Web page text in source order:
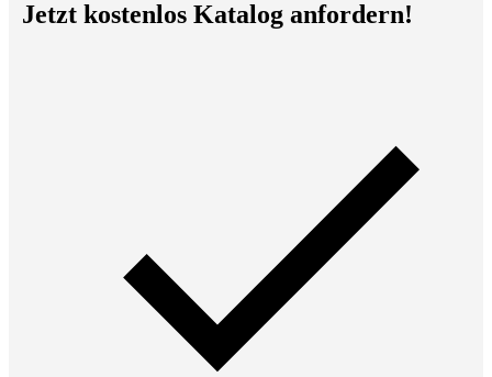
Jetzt kostenlos Katalog anfordern!